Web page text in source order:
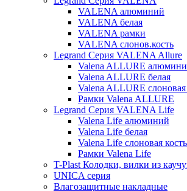
VALENA алюминий
VALENA белая
VALENA рамки
VALENA слонов.кость
Legrand Серия VALENA Allure
Valena ALLURE
Valena ALLURE белая
Valena ALLURE слоновая
Рамки Valena ALLURE
Legrand Серия VALENA Life
Valena Life алюминий
Valena Life белая
Valena Life слоновая кость
Рамки Valena Life
T-Plast Колодки, вилки из
UNICA серия
Влагозащитные накладные